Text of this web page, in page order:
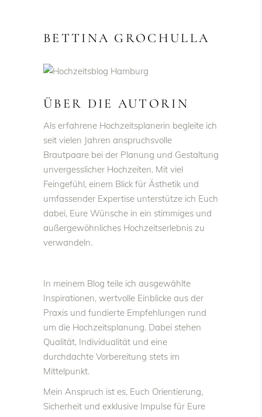
BETTINA GROCHULLA
ÜBER DIE AUTORIN
Als erfahrene Hochzeitsplanerin begleite ich
seit vielen Jahren anspruchsvolle
Brautpaare bei der Planung und Gestaltung
unvergesslicher Hochzeiten. Mit viel
Feingefühl, einem Blick für Ästhetik und
umfassender Expertise unterstütze ich Euch
dabei, Eure Wünsche in ein stimmiges und
außergewöhnliches Hochzeitserlebnis zu
verwandeln.
In meinem Blog teile ich ausgewählte
Inspirationen, wertvolle Einblicke aus der
Praxis und fundierte Empfehlungen rund
um die Hochzeitsplanung. Dabei stehen
Qualität, Individualität und eine
durchdachte Vorbereitung stets im
Mittelpunkt.
Mein Anspruch ist es, Euch Orientierung,
Sicherheit und exklusive Impulse für Eure